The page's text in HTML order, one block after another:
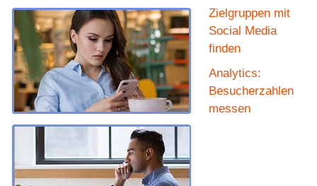
Zielgruppen mit
Social Media
finden
Analytics:
Besucherzahlen
messen